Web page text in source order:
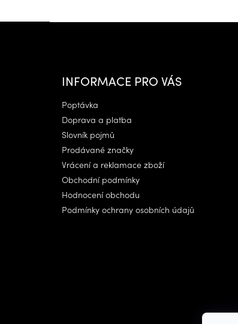
INFORMACE PRO VÁS
Poptávka
Doprava a platba
Slovník pojmů
Prodávané značky
Vrácení a reklamace zboží
Obchodní podmínky
Hodnocení obchodu
Podmínky ochrany osobních údajů